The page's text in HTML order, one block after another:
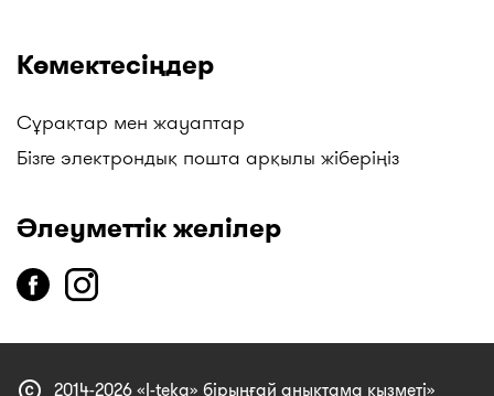
Көмектесіңдер
Сұрақтар мен жауаптар
Бізге электрондық пошта арқылы жіберіңіз
Әлеуметтік желілер
copyright 2014-2026 «I-teka» бірыңғай анықтама қызметі»